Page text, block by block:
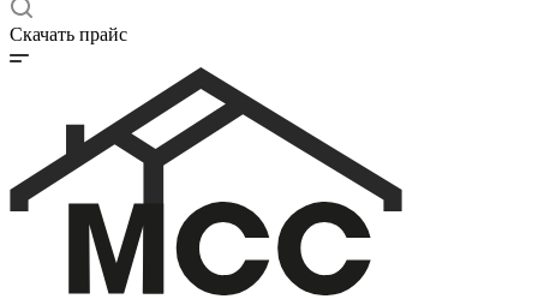
Скачать прайс